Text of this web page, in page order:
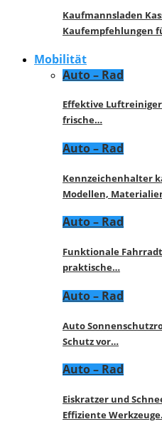
Kaufmannsladen
Kaufempfehlungen
Mobilität
Auto – Rad
Effektive
frische…
Auto – Rad
Kennzeichenhalter
Modellen,
Auto – Rad
Funktionale
praktische…
Auto – Rad
Auto
Schutz vor…
Auto – Rad
Eiskratzer und
Effiziente